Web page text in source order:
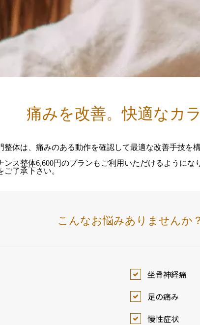
痛みを改善。快適なカ
体は、痛みのある動作を確認して最適な改善手技を
ス整体6,600円のプランもご利用いただけるようにな
了承下さい。
こんなお悩みありませんか？
坐骨神経痛
足の痛み
慢性症状